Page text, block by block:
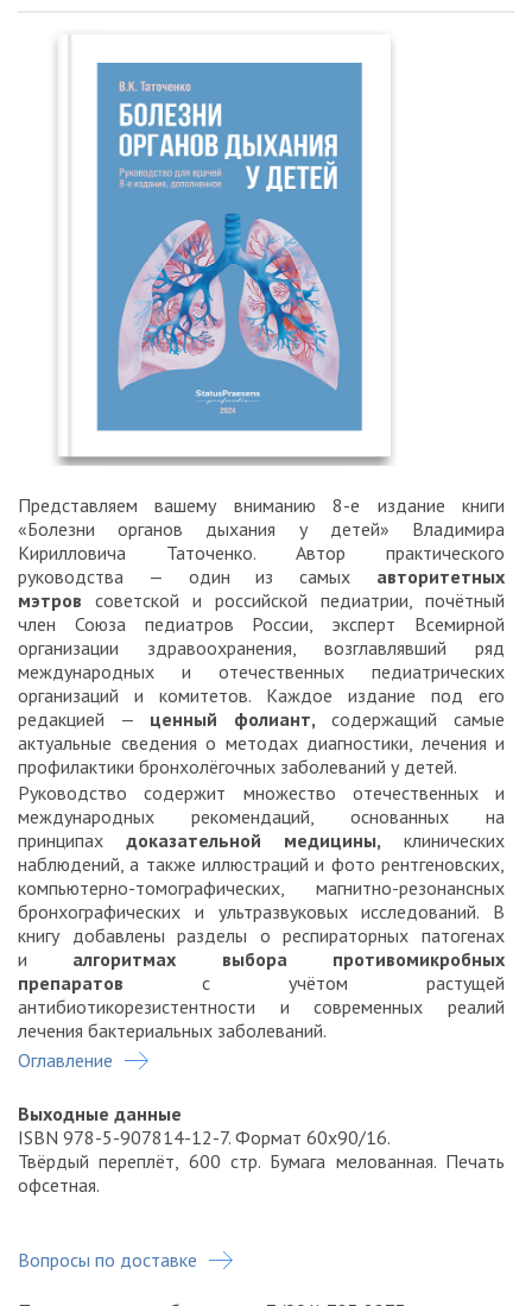
Представляем вашему вниманию 8-е издание книги
«Болезни органов дыхания у детей» Владимира
Кирилловича Таточенко. Автор практического
руководства — один из самых авторитетных
мэтров советской и российской педиатрии, почётный
член Союза педиатров России, эксперт Всемирной
организации здравоохранения, возглавлявший ряд
международных и отечественных педиатрических
организаций и комитетов. Каждое издание под его
редакцией — ценный фолиант, содержащий самые
актуальные сведения о методах диагностики, лечения и
профилактики бронхолёгочных заболеваний у детей.
Руководство содержит множество отечественных и
международных рекомендаций, основанных на
принципах доказательной медицины, клинических
наблюдений, а также иллюстраций и фото рентгеновских,
компьютерно-томографических, магнитно-резонансных
бронхографических и ультразвуковых исследований. В
книгу добавлены разделы о респираторных патогенах
и алгоритмах выбора противомикробных
препаратов с учётом растущей
антибиотикорезистентности и современных реалий
лечения бактериальных заболеваний.
Оглавление
Выходные данные
ISBN 978-5-907814-12-7. Формат 60x90/16.
Твёрдый переплёт, 600 стр. Бумага мелованная. Печать
офсетная.
Что будет после оплаты?
Вопросы по доставке